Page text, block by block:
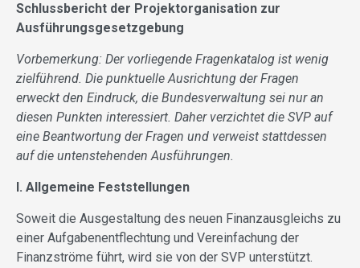
Schlussbericht der Projektorganisation zur
Ausführungsgesetzgebung
Vorbemerkung: Der vorliegende Fragenkatalog ist wenig
zielführend. Die punktuelle Ausrichtung der Fragen
erweckt den Eindruck, die Bundesverwaltung sei nur an
diesen Punkten interessiert. Daher verzichtet die SVP auf
eine Beantwortung der Fragen und verweist stattdessen
auf die untenstehenden Ausführungen.
I. Allgemeine Feststellungen
Soweit die Ausgestaltung des neuen Finanzausgleichs zu
einer Aufgabenentflechtung und Vereinfachung der
Finanzströme führt, wird sie von der SVP unterstützt.